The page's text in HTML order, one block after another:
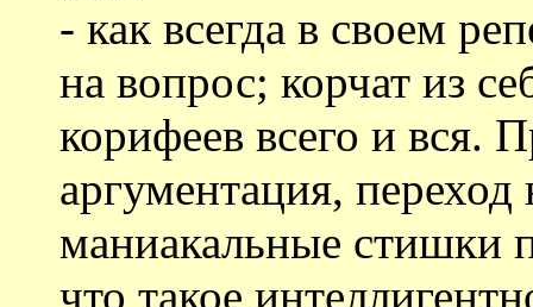
- как всегда в своем
на вопрос; корчат из
корифеев всего и вся.
аргументация,
маниакальные стишки
что такое